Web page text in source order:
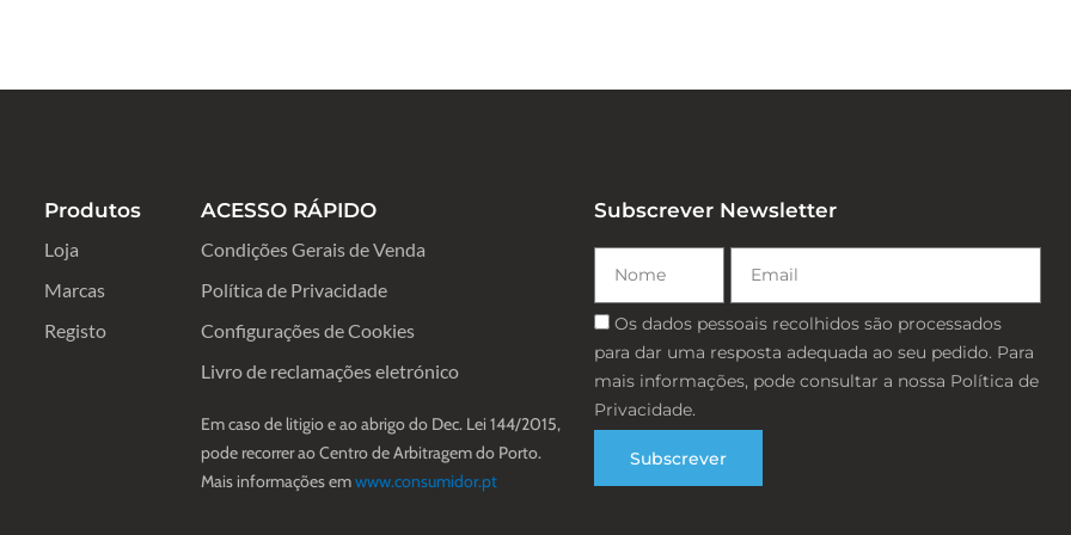
Produtos
Loja
Marcas
Registo
ACESSO RÁPIDO
Condições Gerais de Venda
Política de Privacidade
Configurações de Cookies
Livro de reclamações eletrónico
Em caso de litigio e ao abrigo do Dec. Lei 144/2015,
pode recorrer ao Centro de Arbitragem do Porto.
Mais informações emwww.consumidor.pt
Subscrever Newsletter
Consentimento
Os dados pessoais recolhidos são processados ​​
para dar uma resposta adequada ao seu pedido. Para
mais informações, pode consultar a nossa Política de
Privacidade.
Subscrever